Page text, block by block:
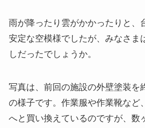
雨が降ったり雲がかかったりと、
安定な空模様でしたが、みなさま
しだったでしょうか。
写真は、前回の施設の外壁塗装を
の様子です。作業服や作業靴など
へと買い換えているのですが、数